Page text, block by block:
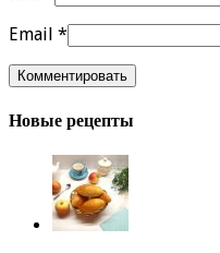
Email *
Новые рецепты